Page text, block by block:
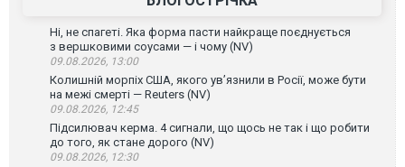
Ні, не спагеті. Яка форма пасти найкраще поєднується
з вершковими соусами — і чому (NV)
09.08.2026, 13:00
Колишній морпіх США, якого ув’язнили в Росії, може бути
на межі смерті — Reuters (NV)
09.08.2026, 12:45
Підсилювач керма. 4 сигнали, що щось не так і що робити
до того, як стане дорого (NV)
09.08.2026, 12:30